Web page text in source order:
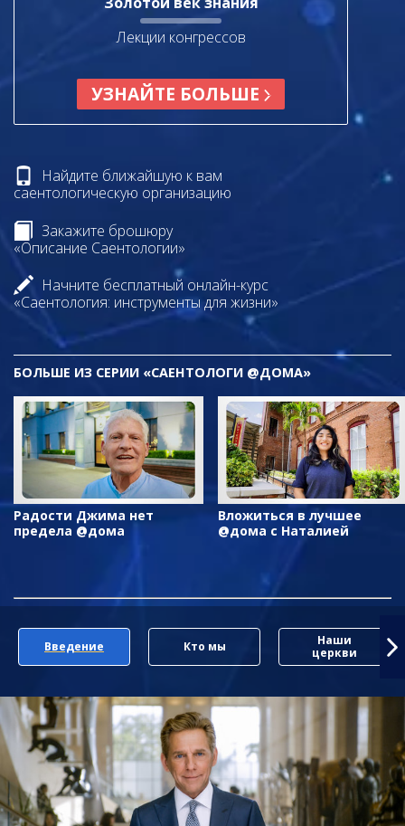
Лекции конгрессов
УЗНАЙТЕ БОЛЬШЕ
Найдите ближайшую к вам
саентологическую организацию
Закажите брошюру
«Описание Саентологии»
Начните бесплатный онлайн-курс
«Саентология: инструменты для жизни»
БОЛЬШЕ ИЗ СЕРИИ «САЕНТОЛОГИ @ДОМА»
Радости Джима нет
предела @дома
Вложиться в лучшее
@дома с Наталией
Введение Кто мы
Наши
церкви